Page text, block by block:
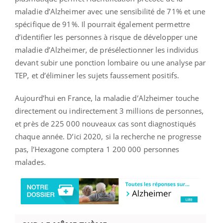
maladie d’Alzheimer avec une sensibilité de 71% et une
spécifique de 91%. Il pourrait également permettre
d’identifier les personnes à risque de développer une
maladie d’Alzheimer, de présélectionner les individus
devant subir une ponction lombaire ou une analyse par
TEP, et d’éliminer les sujets faussement positifs.
Aujourd’hui en France, la maladie d’Alzheimer touche
directement ou indirectement 3 millions de personnes,
et près de 225 000 nouveaux cas sont diagnostiqués
chaque année. D’ici 2020, si la recherche ne progresse
pas, l’Hexagone comptera 1 200 000 personnes
malades.